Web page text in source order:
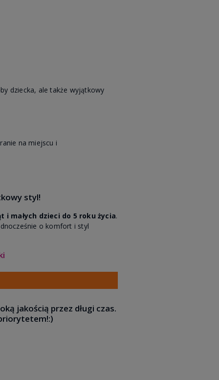
dziecka, ale także wyjątkowy
na miejscu i
styl!
i małych dzieci do 5 roku życia.
o komfort i styl
jakością przez długi czas.